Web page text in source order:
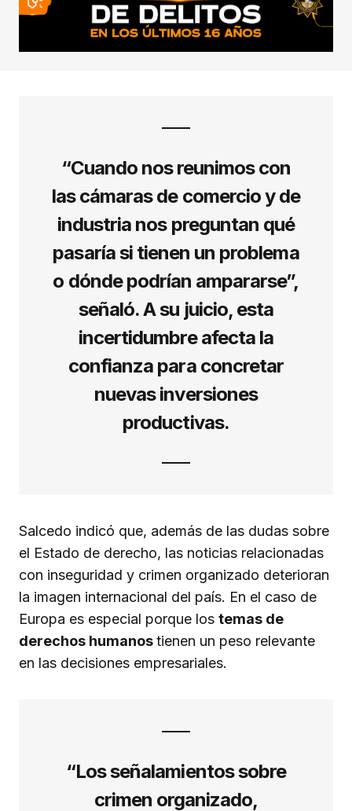
“Cuando nos reunimos con
las cámaras de comercio y de
industria nos preguntan qué
pasaría si tienen un problema
o dónde podrían ampararse”,
señaló. A su juicio, esta
incertidumbre afecta la
confianza para concretar
nuevas inversiones
productivas.
Salcedo indicó que, además de las dudas sobre
el Estado de derecho, las noticias relacionadas
con inseguridad y crimen organizado deterioran
la imagen internacional del país. En el caso de
Europa es especial porque los temas de
derechos humanostienen un peso relevante
en las decisiones empresariales.
“Los señalamientos sobre
crimen organizado,